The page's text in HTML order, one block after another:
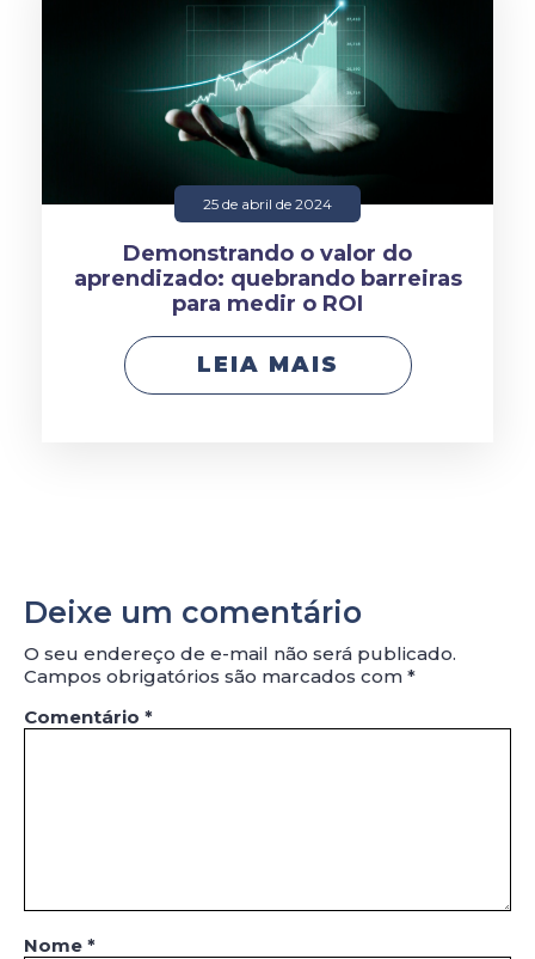
25 de abril de 2024
Demonstrando o valor do
aprendizado: quebrando barreiras
para medir o ROI
LEIA MAIS
Deixe um comentário
O seu endereço de e-mail não será publicado.
Campos obrigatórios são marcados com *
Comentário *
Nome *